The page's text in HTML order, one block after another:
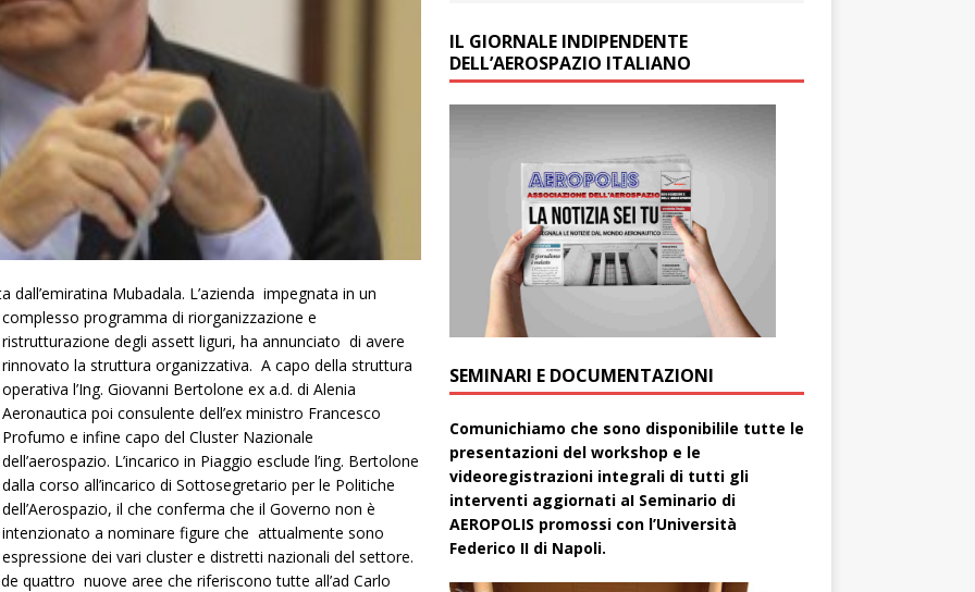
Mubadala. L’azienda impegnata in un
complesso programma di riorganizzazione e
ristrutturazione degli assett liguri, ha annunciato di avere
rinnovato la struttura organizzativa. A capo della struttura
operativa l’Ing. Giovanni Bertolone ex a.d. di Alenia
Aeronautica poi consulente dell’ex ministro Francesco
Profumo e infine capo del Cluster Nazionale
dell’aerospazio. L’incarico in Piaggio esclude l’ing. Bertolone
dalla corso all’incarico di Sottosegretario per le Politiche
dell’Aerospazio, il che conferma che il Governo non è
intenzionato a nominare figure che attualmente sono
espressione dei vari cluster e distretti nazionali del settore.
quattro nuove aree che riferiscono tutte all’ad Carlo
IL GIORNALE INDIPENDENTE
DELL’AEROSPAZIO ITALIANO
SEMINARI E DOCUMENTAZIONI
Comunichiamo che sono disponibilile tutte le
presentazioni del workshop e le
videoregistrazioni integrali di tutti gli
interventi aggiornati aI Seminario di
AEROPOLIS promossi con l’Università
Federico II di Napoli.